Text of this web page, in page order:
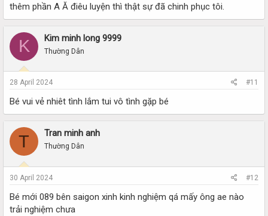
thêm phần A Ă điêu luyện thì thật sự đã chinh phục tôi.
K Kim minh long 9999
Thường Dân
28 April 2024 #11
Bé vui vẻ nhiêt tình lắm tui vô tình gặp bé
T Tran minh anh
Thường Dân
30 April 2024 #12
Bé mới 089 bên saigon xinh kinh nghiệm qá mấy ông ae nào
trải nghiệm chưa